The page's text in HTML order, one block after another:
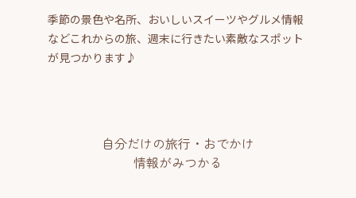
季節の景色や名所、おいしいスイーツやグルメ情報
などこれからの旅、週末に行きたい素敵なスポット
が見つかります♪
自分だけの旅行・おでかけ
情報がみつかる